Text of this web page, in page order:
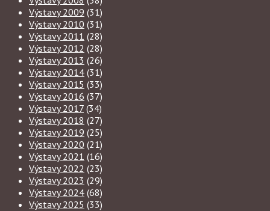
Výstavy 2009 (31)
Výstavy 2010 (31)
Výstavy 2011 (28)
Výstavy 2012 (28)
Výstavy 2013 (26)
Výstavy 2014 (31)
Výstavy 2015 (33)
Výstavy 2016 (37)
Výstavy 2017 (34)
Výstavy 2018 (27)
Výstavy 2019 (25)
Výstavy 2020 (21)
Výstavy 2021 (16)
Výstavy 2022 (23)
Výstavy 2023 (29)
Výstavy 2024 (68)
Výstavy 2025 (33)